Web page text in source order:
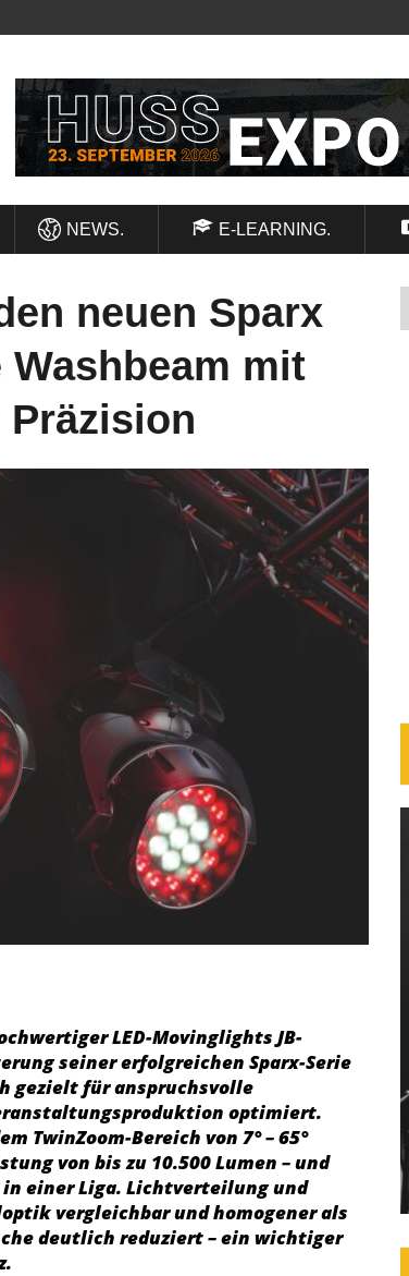
NEWS. E-LEARNING.
neuen Sparx
Washbeam mit
LED-Movinglights JB-
seiner erfolgreichen Sparx-Serie
gezielt für anspruchsvolle
optimiert.
TwinZoom-Bereich von 7° – 65°
von bis zu 10.500 Lumen – und
einer Liga. Lichtverteilung und
vergleichbar und homogener als
deutlich reduziert – ein wichtiger